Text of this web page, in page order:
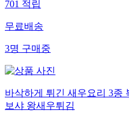
701적립
무료배송
3명구매중
바삭하게 튀긴 새우요리 3종
보샤 왕새우튀김